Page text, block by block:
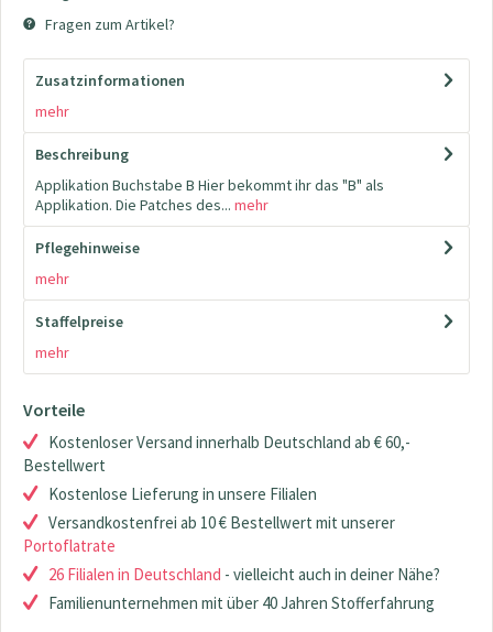
Fragen zum Artikel?
Zusatzinformationen
mehr
Beschreibung
Applikation Buchstabe B Hier bekommt ihr das "B" als
Applikation. Die Patches des... mehr
Pflegehinweise
mehr
Staffelpreise
mehr
Vorteile
Kostenloser Versand innerhalb Deutschland ab € 60,-
Bestellwert
Kostenlose Lieferung in unsere Filialen
Versandkostenfrei ab 10 € Bestellwert mit unserer
Portoflatrate
26 Filialen in Deutschland - vielleicht auch in deiner Nähe?
Familienunternehmen mit über 40 Jahren Stofferfahrung